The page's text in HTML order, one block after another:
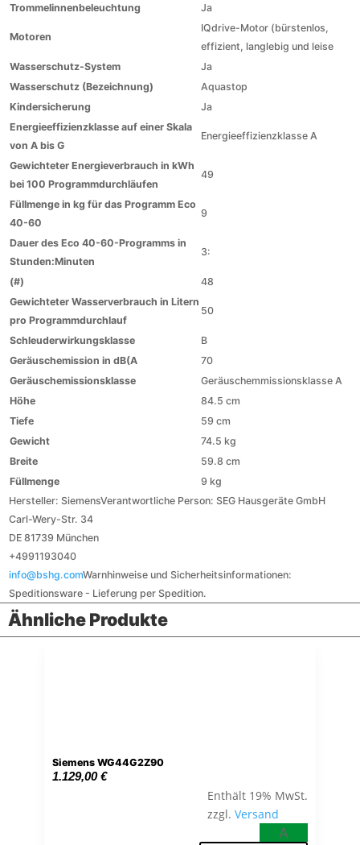
Trommelinnenbeleuchtung
Ja
Motoren
IQdrive-Motor (bürstenlos,
effizient, langlebig und leise
Wasserschutz-System
Ja
Wasserschutz (Bezeichnung)
Aquastop
Kindersicherung
Ja
Energieeffizienzklasse auf einer Skala
von A bis G
Energieeffizienzklasse A
Gewichteter Energieverbrauch in kWh
bei 100 Programmdurchläufen
49
Füllmenge in kg für das Programm Eco
40-60
9
Dauer des Eco 40-60-Programms in
Stunden:Minuten
3:
(#)
48
Gewichteter Wasserverbrauch in Litern
pro Programmdurchlauf
50
Schleuderwirkungsklasse
B
Geräuschemission in dB(A
70
Geräuschemissionsklasse
Geräuschemmissionsklasse A
Höhe
84.5 cm
Tiefe
59 cm
Gewicht
74.5 kg
Breite
59.8 cm
Füllmenge
9 kg
Hersteller: SiemensVerantwortliche Person: SEG Hausgeräte GmbH
Carl-Wery-Str. 34
DE 81739 München
+4991193040
info@bshg.comWarnhinweise und Sicherheitsinformationen:
Speditionsware - Lieferung per Spedition.
Ähnliche Produkte
Siemens WG44G2Z90
1.129,00€
Enthält 19% MwSt.
zzgl.Versand
A